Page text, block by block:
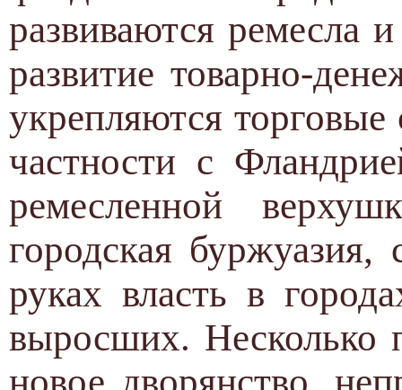
развиваются ремесла
развитие товарно-
укрепляются
частности с
ремесленной
городская
руках власть в
выросших. Несколько
новое дворянство,